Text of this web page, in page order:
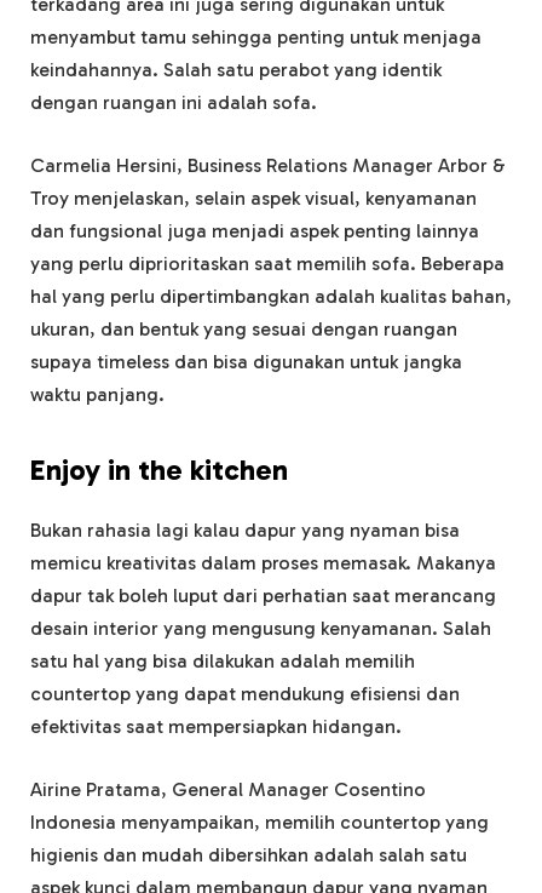
terkadang area ini juga sering digunakan untuk
menyambut tamu sehingga penting untuk menjaga
keindahannya. Salah satu perabot yang identik
dengan ruangan ini adalah sofa.
Carmelia Hersini, Business Relations Manager Arbor &
Troy menjelaskan, selain aspek visual, kenyamanan
dan fungsional juga menjadi aspek penting lainnya
yang perlu diprioritaskan saat memilih sofa. Beberapa
hal yang perlu dipertimbangkan adalah kualitas bahan,
ukuran, dan bentuk yang sesuai dengan ruangan
supaya timeless dan bisa digunakan untuk jangka
waktu panjang.
Enjoy in the kitchen
Bukan rahasia lagi kalau dapur yang nyaman bisa
memicu kreativitas dalam proses memasak. Makanya
dapur tak boleh luput dari perhatian saat merancang
desain interior yang mengusung kenyamanan. Salah
satu hal yang bisa dilakukan adalah memilih
countertop yang dapat mendukung efisiensi dan
efektivitas saat mempersiapkan hidangan.
Airine Pratama, General Manager Cosentino
Indonesia menyampaikan, memilih countertop yang
higienis dan mudah dibersihkan adalah salah satu
aspek kunci dalam membangun dapur yang nyaman